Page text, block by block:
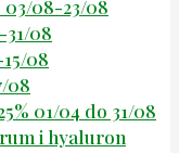
03/08-23/08
31/08
08
08
01/04 do 31/08
i hyaluron